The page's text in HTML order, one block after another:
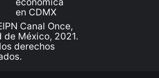
Canal Once,
de México, 2021.
derechos